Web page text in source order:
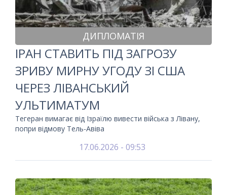
ДИПЛОМАТІЯ
ІРАН СТАВИТЬ ПІД ЗАГРОЗУ
ЗРИВУ МИРНУ УГОДУ ЗІ США
ЧЕРЕЗ ЛІВАНСЬКИЙ
УЛЬТИМАТУМ
Тегеран вимагає від Ізраїлю вивести війська з Лівану,
попри відмову Тель-Авіва
17.06.2026 - 09:53